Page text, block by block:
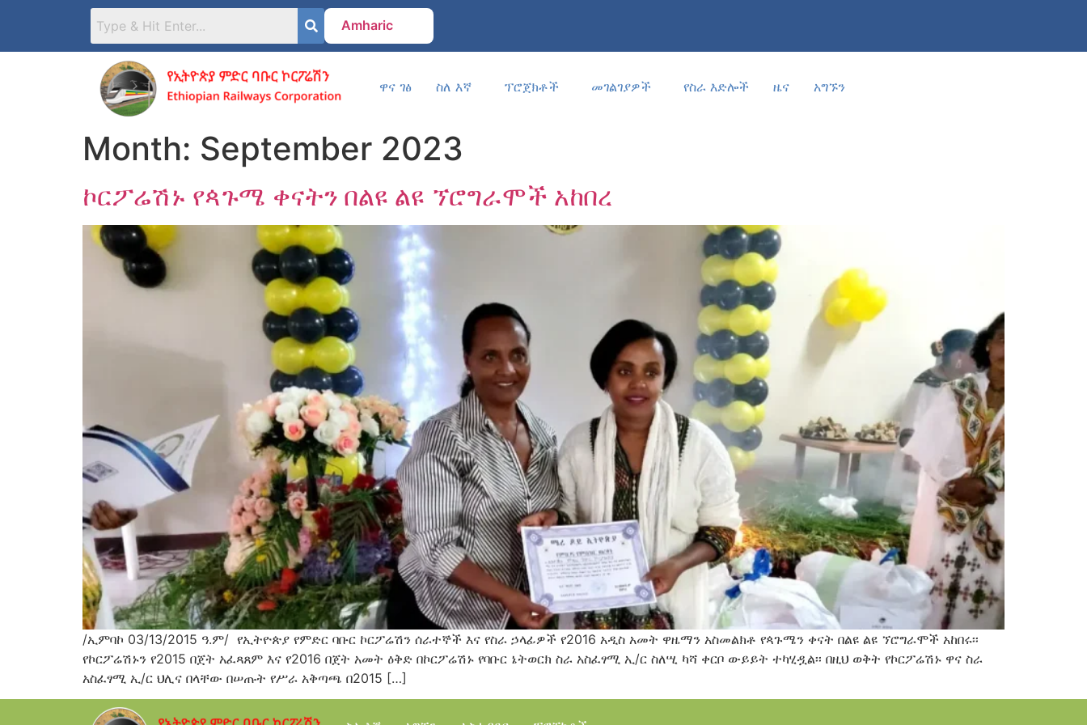
Amharic
ዋና ገፅ ስለ እኛ ፕሮጀክቶች መገልገያዎች የስራ እድሎች ዜና አግኙን
Month: September 2023
ኮርፖሬሽኑ የጳጉሜ ቀናትን በልዩ ልዩ ኘሮግራሞች አከበረ
/ኢምባኮ 03/13/2015 ዓ.ም/ የኢትዮጵያ የምድር ባቡር ኮርፖሬሽን ሰራተኞች እና የስራ ኃላፊዎች የ2016 አዲስ አመት ዋዜማን አስመልክቶ የጳጉሜን ቀናት በልዩ ልዩ ኘሮግራሞች አከበሩ፡፡
የኮርፖሬሽኑን የ2015 በጀት አፈጻጸም እና የ2016 በጀት አመት ዕቅድ በኮርፖሬሽኑ የባቡር ኔትወርክ ስራ አስፈፃሚ ኢ/ር ስለሢ ካሻ ቀርቦ ውይይት ተካሂዷል፡፡ በዚህ ወቅት የኮርፖሬሽኑ ዋና ስራ
አስፈፃሚ ኢ/ር ህሊና በላቸው በሠጡት የሥራ አቅጣጫ በ2015 […]